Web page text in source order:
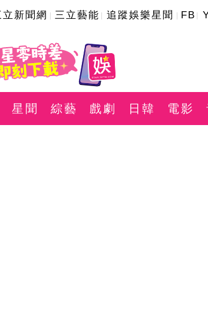
立新聞網 三立藝能 追蹤娛樂星聞 FB
星聞 綜藝 戲劇 日韓 電影